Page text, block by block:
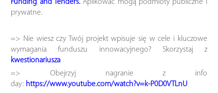
Funding and Tenders.Aplikować mogą podmioty publiczne i
prywatne.
=> Nie wiesz czy Twój projekt wpisuje się w cele i kluczowe
wymagania funduszu innowacyjnego? Skorzystaj z
kwestionariusza
=> Obejrzyj nagranie z info
day: https://www.youtube.com/watch?v=k-P0D0VTLnU